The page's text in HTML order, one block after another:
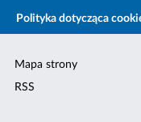
Polityka dotycząca
Mapa strony
RSS